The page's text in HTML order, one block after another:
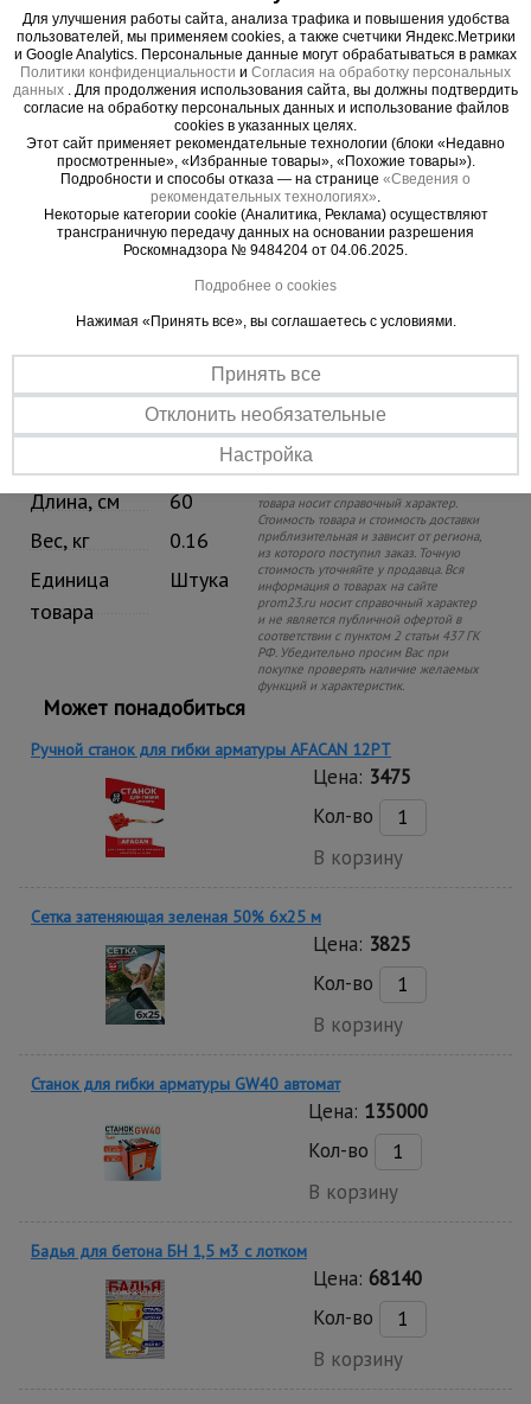
20
Длина, см
60
Вес, кг
0.16
Единица
товара
Штука
Внимание!
Информацию об условиях отпуска
(реализации) уточняйте у продавца.
Информация о технических
характеристиках, комплекте поставки,
товара носит справочный характер.
Стоимость товара и стоимость доставки
приблизительная и зависит от региона,
из которого поступил заказ. Точную
стоимость уточняйте у продавца. Вся
информация о товарах на сайте
prom23.ru носит справочный характер
и не является публичной офертой в
соответствии с пунктом 2 статьи 437 ГК
РФ. Убедительно просим Вас при
покупке проверять наличие желаемых
функций и характеристик.
Может понадобиться
Ручной станок для гибки арматуры AFACAN 12PT
Цена: 3475
Кол-во
В корзину
Сетка затеняющая зеленая 50% 6х25 м
Цена: 3825
Кол-во
В корзину
Станок для гибки арматуры GW40 автомат
Цена: 135000
Кол-во
В корзину
Бадья для бетона БН 1,5 м3 с лотком
Цена: 68140
Кол-во
В корзину
Для улучшения работы сайта, анализа трафика и повышения удобства
пользователей, мы применяем cookies, а также счетчики Яндекс.Метрики
и Google Analytics. Персональные данные могут обрабатываться в рамках
Политики конфиденциальности и Согласия на обработку персональных
данных
. Для продолжения использования сайта, вы должны подтвердить
согласие на обработку персональных данных и использование файлов
cookies в указанных целях.
Этот сайт применяет рекомендательные технологии (блоки «Недавно
просмотренные», «Избранные товары», «Похожие товары»).
Подробности и способы отказа — на странице «Сведения о
рекомендательных технологиях»
Некоторые категории cookie (Аналитика, Реклама) осуществляют
трансграничную передачу данных на основании разрешения
Роскомнадзора № 9484204 от 04.06.2025.
Подробнее о cookies
Нажимая «Принять все», вы соглашаетесь с условиями.
Принять все
Отклонить необязательные
Настройка